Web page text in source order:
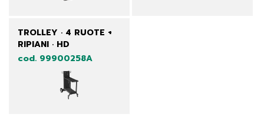
TROLLEY · 4 RUOTE +
RIPIANI · HD
cod. 99900258A